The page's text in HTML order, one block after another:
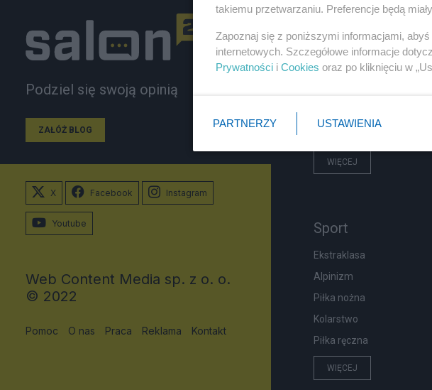
Podziel się swoją opinią
ZAŁÓŻ BLOG
Rosja
PiS
WIĘCEJ
Sport
Ekstraklasa
Alpinizm
Piłka nożna
Kolarstwo
Piłka ręczna
WIĘCEJ
X Facebook Instagram
Youtube
Web Content Media sp. z o. o.
© 2022
Pomoc O nas Praca Reklama Kontakt
takiemu przetwarzaniu. Preferencje będą
Zapoznaj się z poniższymi informacjami,
internetowych. Szczegółowe informacje
Prywatności i Cookies oraz po kliknięciu w
PARTNERZY USTAWIENIA